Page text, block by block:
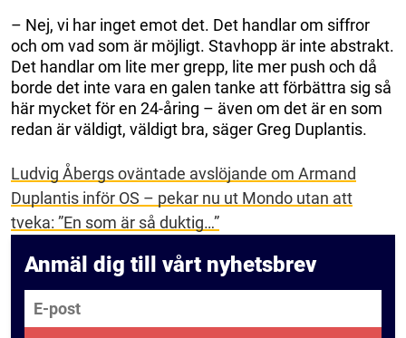
– Nej, vi har inget emot det. Det handlar om siffror
och om vad som är möjligt. Stavhopp är inte abstrakt.
Det handlar om lite mer grepp, lite mer push och då
borde det inte vara en galen tanke att förbättra sig så
här mycket för en 24-åring – även om det är en som
redan är väldigt, väldigt bra, säger Greg Duplantis.
Ludvig Åbergs oväntade avslöjande om Armand
Duplantis inför OS – pekar nu ut Mondo utan att
tveka: ”En som är så duktig…”
Anmäl dig till vårt nyhetsbrev
E-post